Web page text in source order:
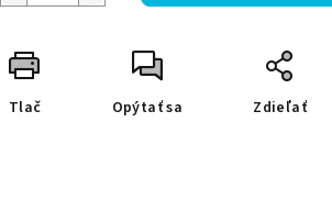
Tlač Opýtať sa Zdieľať